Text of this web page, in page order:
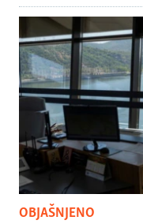
OBJAŠNJENO